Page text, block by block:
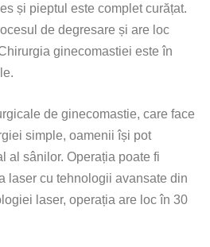
și pieptul este complet curățat.
de degresare și are loc
ginecomastiei este în
de ginecomastie, care face
simple, oamenii își pot
al sânilor. Operația poate fi
laser cu tehnologii avansate din
laser, operația are loc în 30